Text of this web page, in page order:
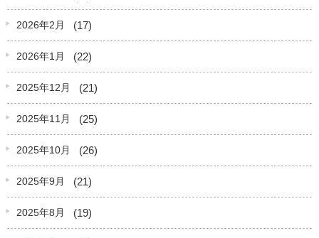
2026年2月 (17)
2026年1月 (22)
2025年12月 (21)
2025年11月 (25)
2025年10月 (26)
2025年9月 (21)
2025年8月 (19)